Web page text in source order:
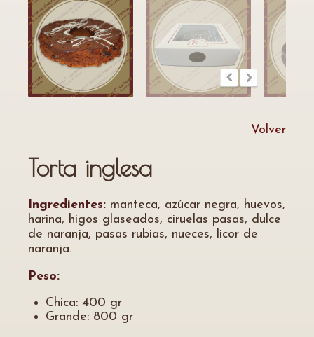
Volver
Torta inglesa
Ingredientes: manteca, azúcar negra, huevos,
harina, higos glaseados, ciruelas pasas, dulce
de naranja, pasas rubias, nueces, licor de
naranja.
Peso:
Chica: 400 gr
Grande: 800 gr